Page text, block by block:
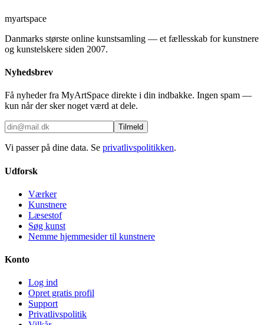
myartspace
Danmarks største online kunstsamling — et fællesskab for kunstnere
og kunstelskere siden 2007.
Nyhedsbrev
Få nyheder fra MyArtSpace direkte i din indbakke. Ingen spam —
kun når der sker noget værd at dele.
Tilmeld
Vi passer på dine data. Se privatlivspolitikken.
Udforsk
Værker
Kunstnere
Læsestof
Søg kunst
Nemme hjemmesider til kunstnere
Konto
Log ind
Opret gratis profil
Support
Privatlivspolitik